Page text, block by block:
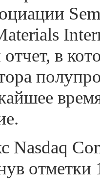
в
Nasdaq
отметки